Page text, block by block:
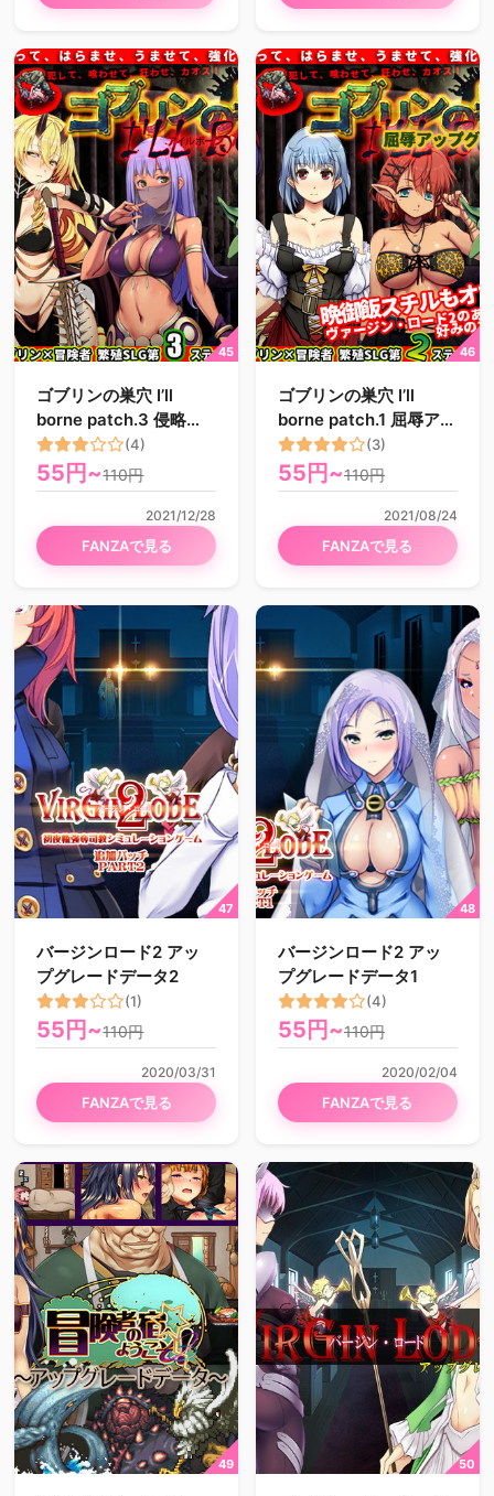
ゴブリンの巣穴 I’ll
borne patch.3 侵略ア
ップグレードデータ
(4)
55円~110円
FANZAで見る
2021/12/28
ゴブリンの巣穴 I’ll
borne patch.1 屈辱アッ
プグレードデータ
(3)
55円~110円
FANZAで見る
2021/08/24
バージンロード2 アッ
プグレードデータ2
(1)
55円~110円
FANZAで見る
2020/03/31
バージンロード2 アッ
プグレードデータ1
(4)
55円~110円
FANZAで見る
2020/02/04